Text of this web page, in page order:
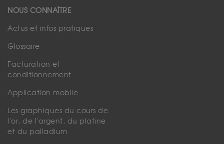
NOUS CONNAÎTRE
Actus et infos pratiques
Glossaire
Facturation et
conditionnement
Application mobile
Les graphiques du cours de
l'or, de l'argent, du platine
et du palladium